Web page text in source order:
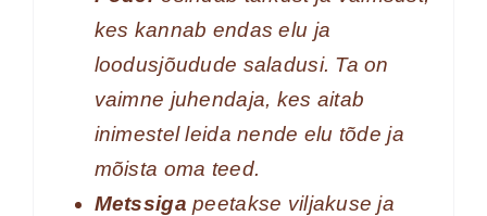
kes kannab endas elu ja
loodusjõudude saladusi. Ta on
vaimne juhendaja, kes aitab
inimestel leida nende elu tõde ja
mõista oma teed.
Metssiga peetakse viljakuse ja